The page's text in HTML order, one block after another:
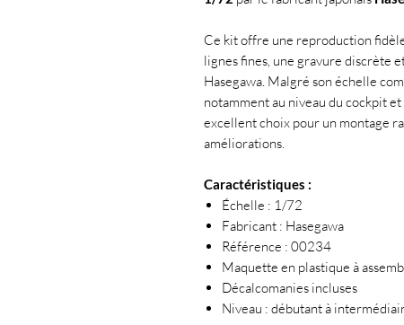
Ce kit offre une reproduction
lignes fines, une gravure discrète
Hasegawa. Malgré son échelle
notamment au niveau du cockpit
excellent choix pour un montage
améliorations.
Caractéristiques :
Échelle : 1/72
Fabricant : Hasegawa
Référence : 00234
Maquette en plastique à
Décalcomanies incluses
Niveau : débutant à